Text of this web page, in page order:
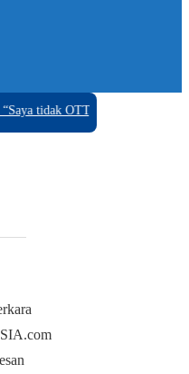
OTT, Tidak ada Barang